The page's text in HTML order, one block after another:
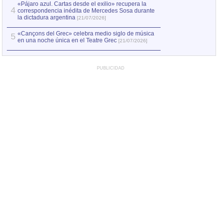
4
«Pájaro azul. Cartas desde el exilio» recupera la
correspondencia inédita de Mercedes Sosa durante
la dictadura argentina [21/07/2026]
5 «Cançons del Grec» celebra medio siglo de música
en una noche única en el Teatre Grec [21/07/2026]
PUBLICIDAD